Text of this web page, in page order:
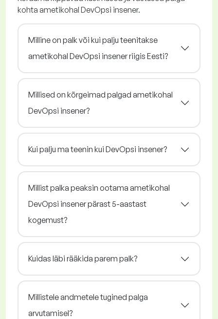
kohta ametikohal DevOpsi insener.
Milline on palk või kui palju teenitakse
ametikohal DevOpsi insener riigis Eesti?
Millised on kõrgeimad palgad ametikohal
DevOpsi insener?
Kui palju ma teenin kui DevOpsi insener?
Millist palka peaksin ootama ametikohal
DevOpsi insener pärast 5-aastast
kogemust?
Kuidas läbi rääkida parem palk?
Millistele andmetele tugined palga
arvutamisel?